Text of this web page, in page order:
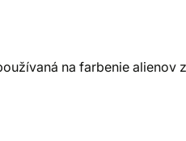
na farbenie alienov